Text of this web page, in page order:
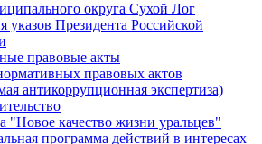
округа Сухой Лог
указов Президента Российской
правовые акты
правовых актов
антикоррупционная экспертиза)
"Новое качество жизни уральцев"
программа действий в интересах